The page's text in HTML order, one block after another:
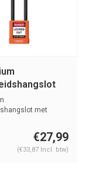
cover
oranje
met
€27,99
(€33,87 Incl. btw)